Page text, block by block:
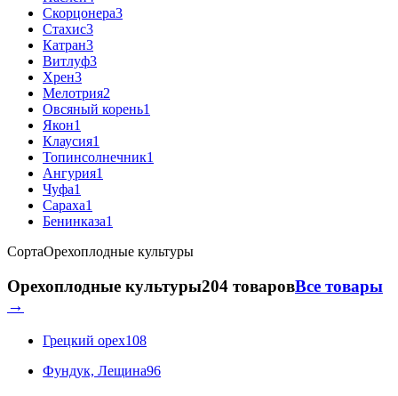
Скорцонера3
Стахис3
Катран3
Витлуф3
Хрен3
Мелотрия2
Овсяный корень1
Якон1
Клаусия1
Топинсолнечник1
Ангурия1
Чуфа1
Сараха1
Бенинказа1
СортаОрехоплодные культуры
Орехоплодные культуры204 товаровВсе товары
→
Грецкий орех108
Фундук, Лещина96